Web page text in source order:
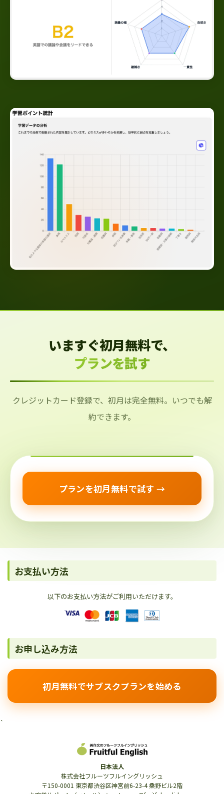
いますぐ初月無料で、
プランを試す
クレジットカード登録で、初月は完全無料。いつでも解
約できます。
プランを初月無料で試す →
お支払い方法
以下のお支払い方法がご利用いただけます。
お申し込み方法
初月無料でサブスクプランを始める
`
日本法人
株式会社フルーツフルイングリッシュ
〒150-0001 東京都渋谷区神宮前6-23-4 桑野ビル2階